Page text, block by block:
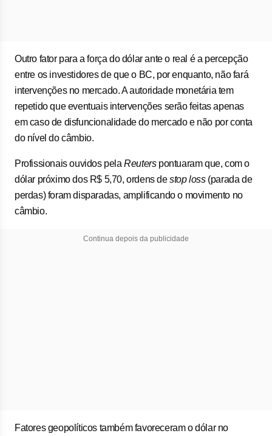
Outro fator para a força do dólar ante o real é a percepção
entre os investidores de que o BC, por enquanto, não fará
intervenções no mercado. A autoridade monetária tem
repetido que eventuais intervenções serão feitas apenas
em caso de disfuncionalidade do mercado e não por conta
do nível do câmbio.
Profissionais ouvidos pelaReuters pontuaram que, com o
dólar próximo dos R$ 5,70, ordens destop loss(parada de
perdas) foram disparadas, amplificando o movimento no
câmbio.
Continua depois da publicidade
Fatores geopolíticos também favoreceram o dólar no